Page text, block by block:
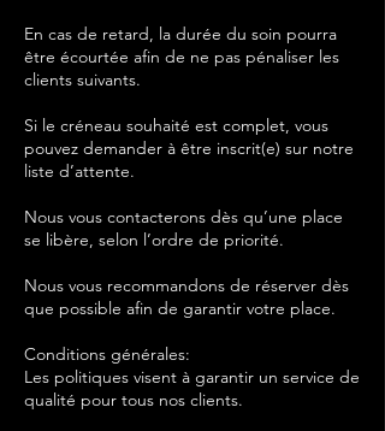
En cas de retard, la durée du soin pourra
être écourtée afin de ne pas pénaliser les
clients suivants.
Si le créneau souhaité est complet, vous
pouvez demander à être inscrit(e) sur notre
liste d’attente.
Nous vous contacterons dès qu’une place
se libère, selon l’ordre de priorité.
Nous vous recommandons de réserver dès
que possible afin de garantir votre place.
Conditions générales:
Les politiques visent à garantir un service de
qualité pour tous nos clients.